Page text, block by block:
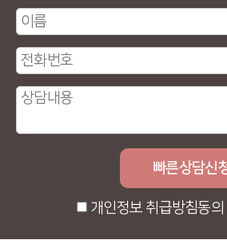
개인정보 취급방침동의